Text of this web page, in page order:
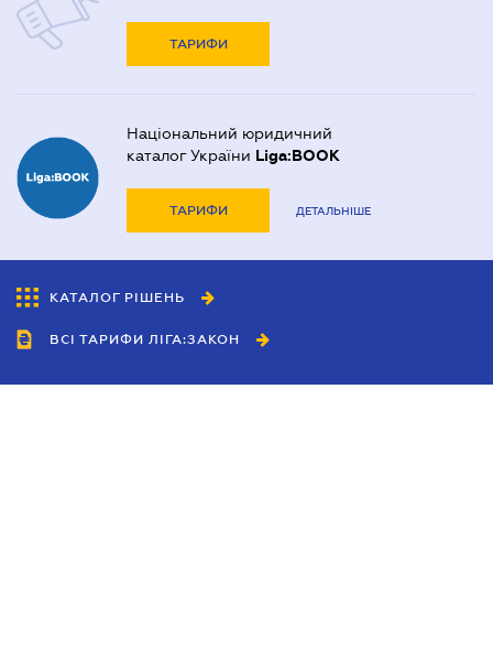
ТАРИФИ
Національний юридичний
каталог України Liga:BOOK
ТАРИФИ ДЕТАЛЬНІШЕ
КАТАЛОГ РІШЕНЬ
ВСІ ТАРИФИ ЛІГА:ЗАКОН